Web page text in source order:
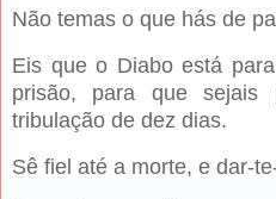
Não temas o que hás de
Eis que o Diabo está
prisão, para que sejais
tribulação de dez dias.
Sê fiel até a morte, e dar-